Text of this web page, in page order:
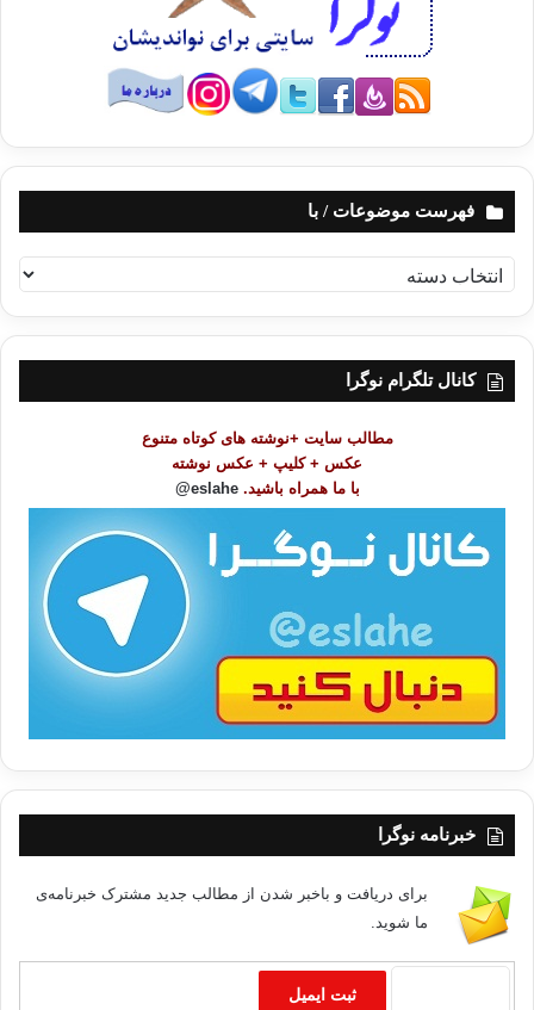
فهرست موضوعات / با
ه
ر
کانال تلگرام نوگرا
مطالب سایت +نوشته های کوتاه متنوع
عکس + کلیپ + عکس نوشته
با ما همراه باشید. eslahe@
خبرنامه نوگرا
برای دریافت و باخبر شدن از مطالب جدید مشترک خبرنامه‌ی
ما شوید.